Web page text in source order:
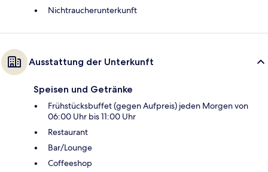
Nichtraucherunterkunft
Ausstattung der Unterkunft
Speisen und Getränke
Frühstücksbuffet (gegen Aufpreis) jeden Morgen von
06:00 Uhr bis 11:00 Uhr
Restaurant
Bar/Lounge
Coffeeshop